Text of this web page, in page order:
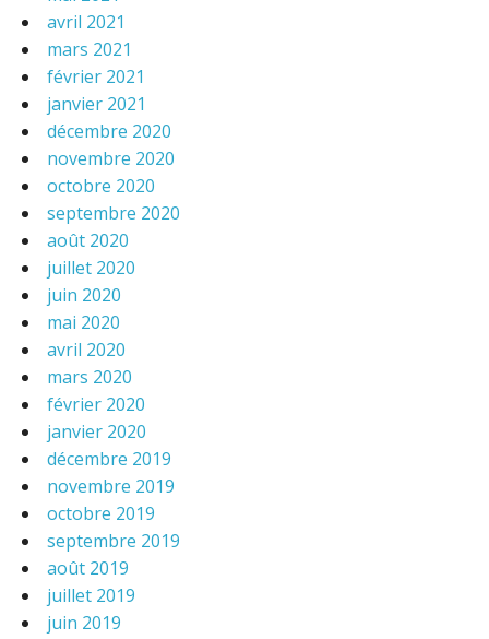
avril 2021
mars 2021
février 2021
janvier 2021
décembre 2020
novembre 2020
octobre 2020
septembre 2020
août 2020
juillet 2020
juin 2020
mai 2020
avril 2020
mars 2020
février 2020
janvier 2020
décembre 2019
novembre 2019
octobre 2019
septembre 2019
août 2019
juillet 2019
juin 2019